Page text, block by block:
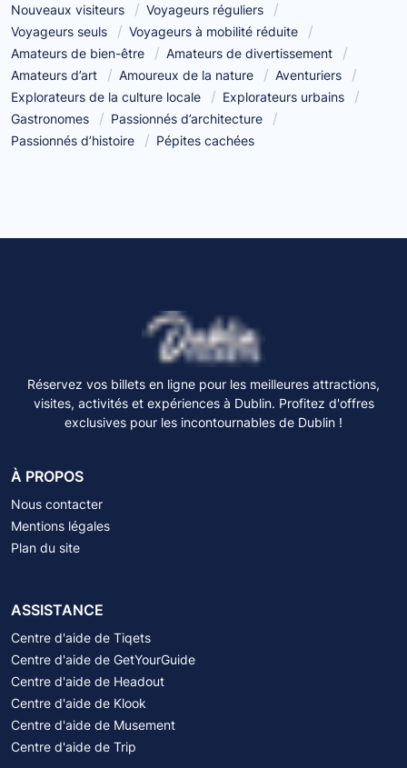
Nouveaux visiteurs
Voyageurs réguliers
Voyageurs seuls
Voyageurs à mobilité réduite
Amateurs de bien-être
Amateurs de divertissement
Amateurs d’art
Amoureux de la nature
Aventuriers
Explorateurs de la culture locale
Explorateurs urbains
Gastronomes
Passionnés d’architecture
Passionnés d’histoire
Pépites cachées
Réservez vos billets en ligne pour les meilleures attractions,
visites, activités et expériences à Dublin. Profitez d'offres
exclusives pour les incontournables de Dublin !
À PROPOS
Nous contacter
Mentions légales
Plan du site
ASSISTANCE
Centre d'aide de Tiqets
Centre d'aide de GetYourGuide
Centre d'aide de Headout
Centre d'aide de Klook
Centre d'aide de Musement
Centre d'aide de Trip